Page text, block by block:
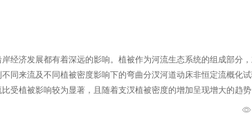
经济发展都有着深远的影响。植被作为河流生态系统的组成部分
同来流及不同植被密度影响下的弯曲分汊河道动床非恒定流概化
植被影响较为显著，且随着支汊植被密度的增加呈现增大的趋
了弯曲分汊河段推移质的输沙率和输沙级配，随着右汊植被覆盖